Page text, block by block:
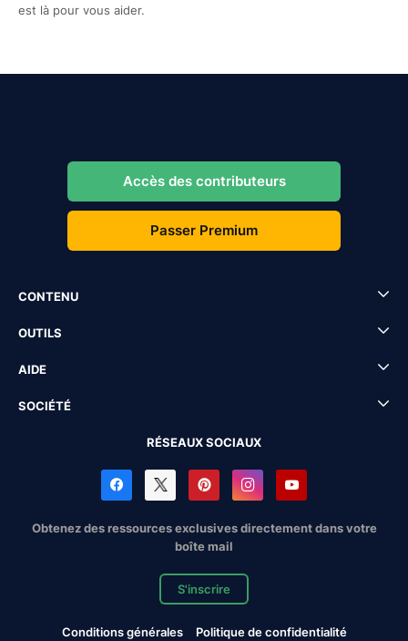
est là pour vous aider.
Accès des contributeurs
Passer Premium
CONTENU
OUTILS
AIDE
SOCIÉTÉ
RÉSEAUX SOCIAUX
Obtenez des ressources exclusives directement dans votre
boîte mail
S'inscrire
Conditions générales Politique de confidentialité